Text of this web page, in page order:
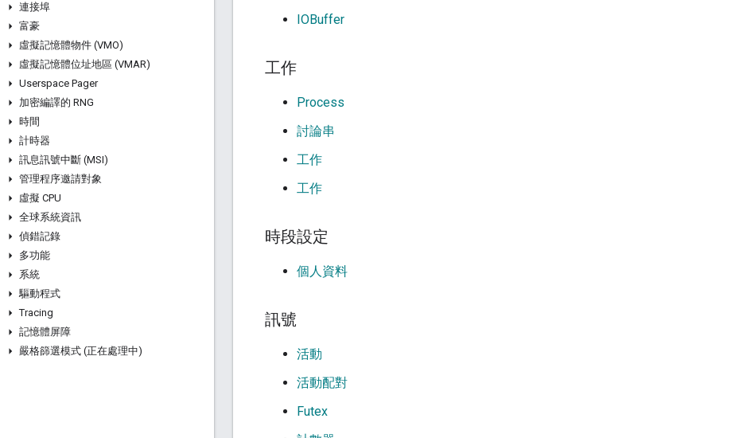
連接埠
富豪
虛擬記憶體物件 (VMO)
虛擬記憶體位址地區 (VMAR)
Userspace Pager
加密編譯的 RNG
時間
計時器
訊息訊號中斷 (MSI)
管理程序邀請對象
虛擬 CPU
全球系統資訊
偵錯記錄
多功能
系統
驅動程式
Tracing
記憶體屏障
嚴格篩選模式 (正在處理中)
IOBuffer
工作
Process
討論串
工作
工作
時段設定
個人資料
訊號
活動
活動配對
Futex